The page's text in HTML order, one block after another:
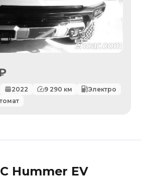
2022 9 290 км
Электро
Hummer EV